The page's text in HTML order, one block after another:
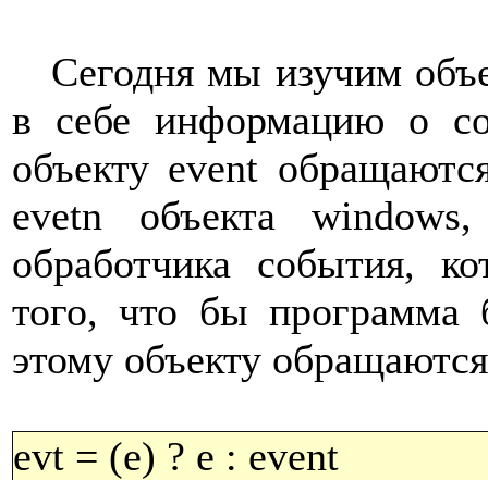
Сегодня мы изучим
в себе информацию о
объекту event
evetn объекта
обработчика события,
того, что бы программа
этому объекту
evt = (e) ? e : event